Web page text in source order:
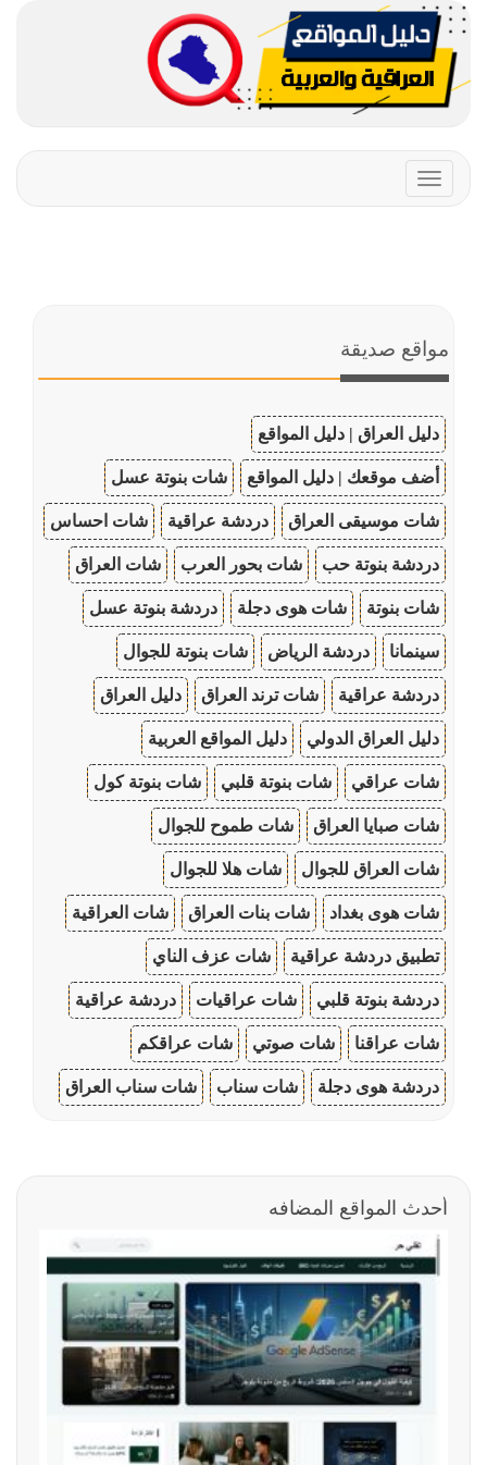
Toggle
navigation
مواقع صديقة
دليل العراق | دليل المواقع
أضف موقعك | دليل المواقع شات بنوتة عسل
شات موسيقى العراق دردشة عراقية شات احساس
دردشة بنوتة حب شات بحور العرب شات العراق
شات بنوتة شات هوى دجلة دردشة بنوتة عسل
سينمانا دردشة الرياض شات بنوتة للجوال
دردشة عراقية شات ترند العراق دليل العراق
دليل العراق الدولي دليل المواقع العربية
شات عراقي شات بنوتة قلبي شات بنوتة كول
شات صبايا العراق شات طموح للجوال
شات العراق للجوال شات هلا للجوال
شات هوى بغداد شات بنات العراق شات العراقية
تطبيق دردشة عراقية شات عزف الناي
دردشة بنوتة قلبي شات عراقيات دردشة عراقية
شات عراقنا شات صوتي شات عراقكم
دردشة هوى دجلة شات سناب شات سناب العراق
أحدث المواقع المضافه